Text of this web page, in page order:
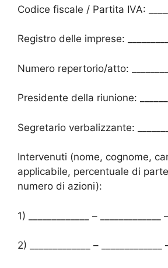
Codice fiscale / Partita IVA:
Registro delle imprese:
Numero repertorio/atto:
Presidente della riunione:
Segretario verbalizzante:
Intervenuti (nome, cognome,
applicabile, percentuale di
numero di azioni):
1) _____________ – _____________ –
2) _____________ – _____________